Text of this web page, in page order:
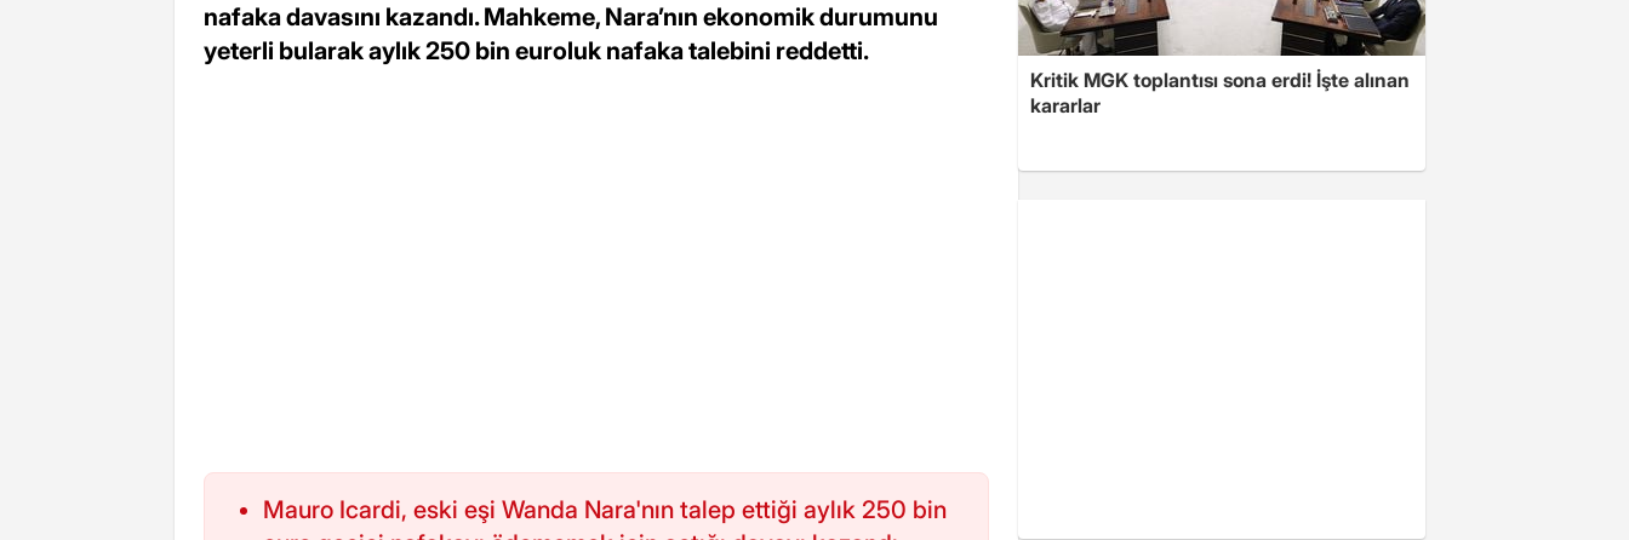
nafaka davasını kazandı. Mahkeme, Nara’nın ekonomik durumunu
yeterli bularak aylık 250 bin euroluk nafaka talebini reddetti.
Mauro Icardi, eski eşi Wanda Nara'nın talep ettiği aylık 250 bin
Kritik MGK toplantısı sona erdi! İşte alınan
kararlar